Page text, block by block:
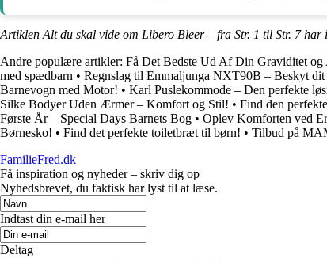
Artiklen Alt du skal vide om Libero Bleer – fra Str. 1 til Str. 7 har
Andre populære artikler: Få Det Bedste Ud Af Din Graviditet
med spædbarn • Regnslag til Emmaljunga NXT90B – Beskyt dit
Barnevogn med Motor! • Karl Puslekommode – Den perfekte
Silke Bodyer Uden Ærmer – Komfort og Stil! • Find den
Første År – Special Days Barnets Bog • Oplev Komforten ved
Børnesko! • Find det perfekte toiletbræt til børn! • Tilbud på
FamilieFred.dk
Få inspiration og nyheder – skriv dig op
Nyhedsbrevet, du faktisk har lyst til at læse.
Indtast din e-mail her
Deltag